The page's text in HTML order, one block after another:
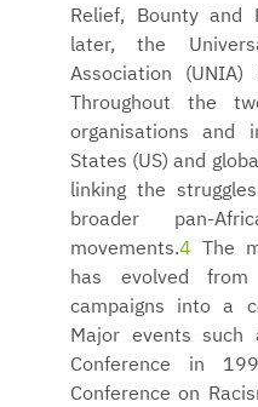
Relief, Bounty and
later, the
Association
Throughout the
organisations and
States (US) and
linking the
broader pan-
movements.4 The
has evolved
campaigns into a
Major events such
Conference in
Conference on